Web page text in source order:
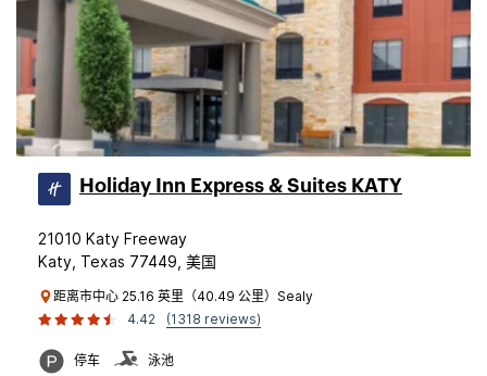
Holiday Inn Express & Suites KATY
21010 Katy Freeway
Katy, Texas 77449, 美国
距离市中心 25.16 英里（40.49 公里）Sealy
4.42
(1318 reviews)
停车 泳池